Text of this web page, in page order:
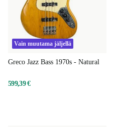
Vain muutama jäljellä
Greco Jazz Bass 1970s - Natural
599,39 €